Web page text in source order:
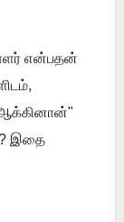
என்பதன்
இதை